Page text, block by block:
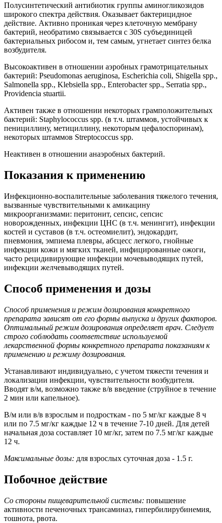
Полусинтетический антибиотик группы аминогликозидов
широкого спектра действия. Оказывает бактерицидное
действие. Активно проникая через клеточную мембрану
бактерий, необратимо связывается с 30S субъединицей
бактериальных рибосом и, тем самым, угнетает синтез белка
возбудителя.
Высокоактивен в отношении аэробных грамотрицательных
бактерий: Pseudomonas aeruginosa, Escherichia coli, Shigella spp.,
Salmonella spp., Klebsiella spp., Enterobacter spp., Serratia spp.,
Providencia stuartii.
Активен также в отношении некоторых грамположительных
бактерий: Staphylococcus spp. (в т.ч. штаммов, устойчивых к
пенициллину, метициллину, некоторым цефалоспоринам),
некоторых штаммов Streptococcus spp.
Неактивен в отношении анаэробных бактерий.
Показания к применению
Инфекционно-воспалительные заболевания тяжелого течения,
вызванные чувствительными к амикацину
микроорганизмами: перитонит, сепсис, сепсис
новорожденных, инфекции ЦНС (в т.ч. менингит), инфекции
костей и суставов (в т.ч. остеомиелит), эндокардит,
пневмония, эмпиема плевры, абсцесс легкого, гнойные
инфекции кожи и мягких тканей, инфицированные ожоги,
часто рецидивирующие инфекции мочевыводящих путей,
инфекции желчевыводящих путей.
Способ применения и дозы
Способ применения и режим дозирования конкретного
препарата зависят от его формы выпуска и других факторов.
Оптимальный режим дозирования определяет врач. Следует
строго соблюдать соответствие используемой
лекарственной формы конкретного препарата показаниям к
применению и режиму дозирования.
Устанавливают индивидуально, с учетом тяжести течения и
локализации инфекции, чувствительности возбудителя.
Вводят в/м, возможно также в/в введение (струйное в течение
2 мин или капельное).
В/м или в/в взрослым и подросткам - по 5 мг/кг каждые 8 ч
или по 7.5 мг/кг каждые 12 ч в течение 7-10 дней. Для детей
начальная доза составляет 10 мг/кг, затем по 7.5 мг/кг каждые
12 ч.
Максимальные дозы: для взрослых суточная доза - 1.5 г.
Побочное действие
Со стороны пищеварительной системы: повышение
активности печеночных трансаминаз, гипербилирубинемия,
тошнота, рвота.